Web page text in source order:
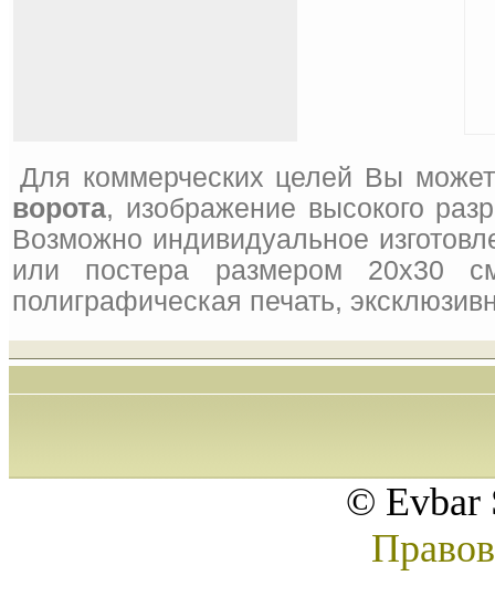
Для коммерческих целей Вы
ворота, изображение высокого
Возможно индивидуальное
или постера размером 20x30
полиграфическая печать,
© Evbar